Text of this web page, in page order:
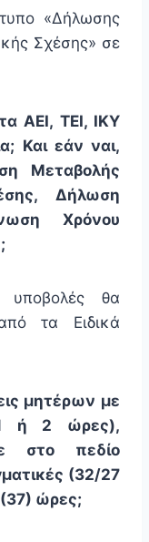
«Δήλωσης
Σχέσης» σε
ΑΕΙ, ΤΕΙ, ΙΚΥ
Και εάν ναι,
Μεταβολής
Δήλωση
Χρόνου
θα
τα Ειδικά
μητέρων με
1 ή 2 ώρες),
στο πεδίο
(32/27
(37) ώρες;